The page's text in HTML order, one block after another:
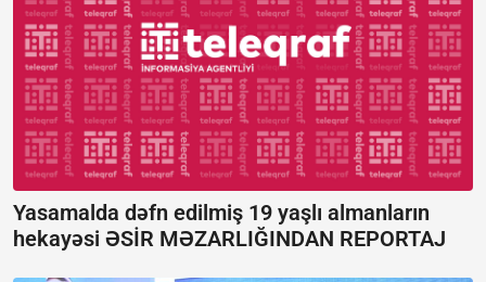
Yasamalda dəfn edilmiş 19 yaşlı almanların
hekayəsi ƏSİR MƏZARLIĞINDAN REPORTAJ